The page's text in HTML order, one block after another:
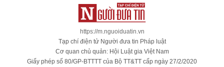
https://m.nguoiduatin.vn
Tạp chí điện tử Người đưa tin Pháp luật
Cơ quan chủ quản: Hội Luật gia Việt Nam
Giấy phép số 80/GP-BTTTT của Bộ TT&TT cấp ngày 27/2/2020